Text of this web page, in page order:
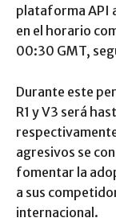
plataforma API
en el horario
00:30 GMT,
Durante este
R1 y V3 será
agresivos se
fomentar la
a sus
internacional.